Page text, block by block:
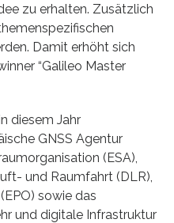
zu erhalten. Zusätzlich
Damit erhöht sich
“Galileo Master
diesem Jahr
GNSS Agentur
(ESA),
und Raumfahrt (DLR),
sowie das
und digitale Infrastruktur